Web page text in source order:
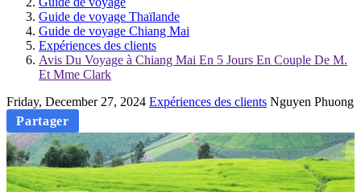
Guide de voyage Thaïlande
Guide de voyage Chiang Mai
Expériences des clients
Avis Du Voyage à Chiang Mai En 5 Jours En Couple De M.
Et Mme Clark
Friday, December 27, 2024 Expériences des clients Nguyen Phuong
Partager